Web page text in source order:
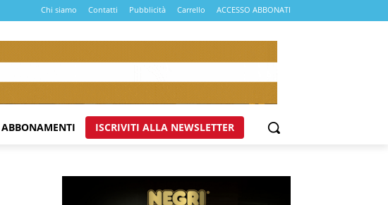
Chi siamo Contatti Pubblicità Carrello ACCESSO ABBONATI
ABBONAMENTI ISCRIVITI ALLA NEWSLETTER